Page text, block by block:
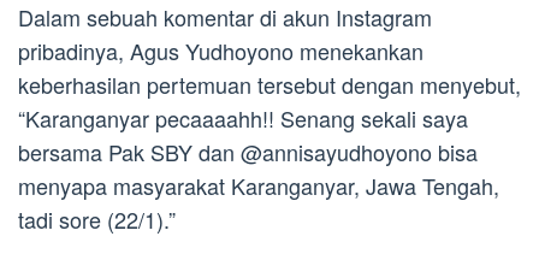
Dalam sebuah komentar di akun Instagram
pribadinya, Agus Yudhoyono menekankan
keberhasilan pertemuan tersebut dengan menyebut,
“Karanganyar pecaaaahh!! Senang sekali saya
bersama Pak SBY dan @annisayudhoyono bisa
menyapa masyarakat Karanganyar, Jawa Tengah,
tadi sore (22/1).”